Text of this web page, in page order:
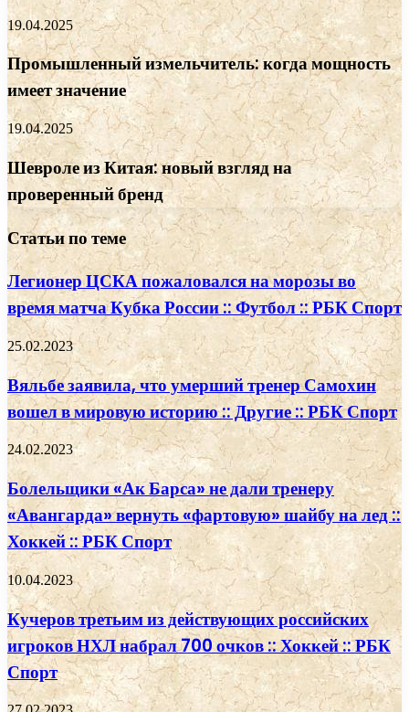
19.04.2025
Промышленный измельчитель: когда мощность
имеет значение
19.04.2025
Шевроле из Китая: новый взгляд на
проверенный бренд
Статьи по теме
Легионер ЦСКА пожаловался на морозы во
время матча Кубка России :: Футбол :: РБК Спорт
25.02.2023
Вяльбе заявила, что умерший тренер Самохин
вошел в мировую историю :: Другие :: РБК Спорт
24.02.2023
Болельщики «Ак Барса» не дали тренеру
«Авангарда» вернуть «фартовую» шайбу на лед ::
Хоккей :: РБК Спорт
10.04.2023
Кучеров третьим из действующих российских
игроков НХЛ набрал 700 очков :: Хоккей :: РБК
Спорт